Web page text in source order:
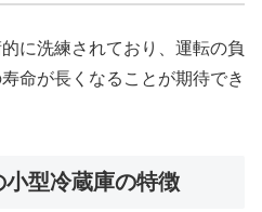
に洗練されており、運転の負
命が長くなることが期待でき
型冷蔵庫の特徴